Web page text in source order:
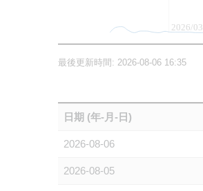
2026/03
最後更新時間: 2026-08-06 16:35
日期 (年-月-日)
2026-08-06
2026-08-05